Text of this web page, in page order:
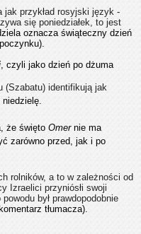
jak przykład rosyjski język -
się poniedziałek, to jest
oznacza świąteczny dzień
, czyli jako dzień po dżuma
(Szabatu) identifikują jak
niedzielę.
że święto Omernie ma
zarówno przed, jak i po
rolników, a to w zależności od
Izraelici przyniósłi swoji
był prawdopodobnie
tłumacza).